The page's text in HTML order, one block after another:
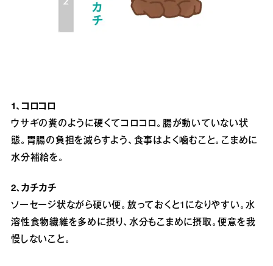
1、コロコロ
ウサギの糞のように硬くてコロコロ。腸が動いていない状
態。胃腸の負担を減らすよう、食事はよく噛むこと。こまめに
水分補給を。
2、カチカチ
ソーセージ状ながら硬い便。放っておくと1になりやすい。水
溶性食物繊維を多めに摂り、水分もこまめに摂取。便意を我
慢しないこと。